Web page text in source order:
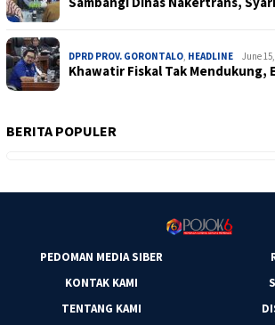
DPRD PROV. GORONTALO HEADLINE June
Khawatir Fiskal Tak Mendukung,
BERITA POPULER
PEDOMAN MEDIA SIBER
KONTAK KAMI
TENTANG KAMI